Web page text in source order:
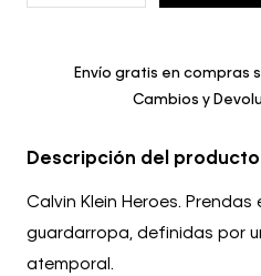
Envío gratis en compras
Cambios y
Descripción del producto
Calvin Klein Heroes.
guardarropa, definidas por
atemporal.